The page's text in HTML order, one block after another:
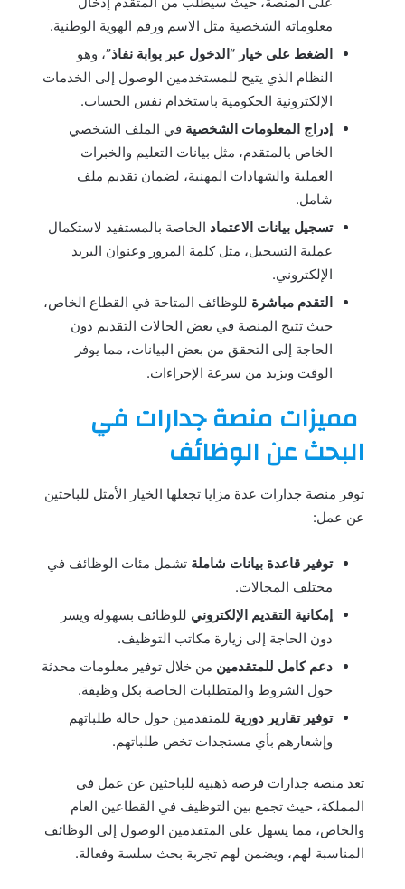
معلوماته الشخصية مثل الاسم ورقم الهوية الوطنية.
الضغط على خيار “الدخول عبر بوابة نفاذ”، وهو
النظام الذي يتيح للمستخدمين الوصول إلى الخدمات
الإلكترونية الحكومية باستخدام نفس الحساب.
إدراج المعلومات الشخصية في الملف الشخصي
الخاص بالمتقدم، مثل بيانات التعليم والخبرات
العملية والشهادات المهنية، لضمان تقديم ملف
شامل.
تسجيل بيانات الاعتماد الخاصة بالمستفيد لاستكمال
عملية التسجيل، مثل كلمة المرور وعنوان البريد
الإلكتروني.
التقدم مباشرة للوظائف المتاحة في القطاع الخاص،
حيث تتيح المنصة في بعض الحالات التقديم دون
الحاجة إلى التحقق من بعض البيانات، مما يوفر
الوقت ويزيد من سرعة الإجراءات.
مميزات منصة جدارات في
البحث عن الوظائف
توفر منصة جدارات عدة مزايا تجعلها الخيار الأمثل للباحثين
عن عمل:
توفير قاعدة بيانات شاملة تشمل مئات الوظائف في
مختلف المجالات.
إمكانية التقديم الإلكتروني للوظائف بسهولة ويسر
دون الحاجة إلى زيارة مكاتب التوظيف.
دعم كامل للمتقدمين من خلال توفير معلومات محدثة
حول الشروط والمتطلبات الخاصة بكل وظيفة.
توفير تقارير دورية للمتقدمين حول حالة طلباتهم
وإشعارهم بأي مستجدات تخص طلباتهم.
تعد منصة جدارات فرصة ذهبية للباحثين عن عمل في
المملكة، حيث تجمع بين التوظيف في القطاعين العام
والخاص، مما يسهل على المتقدمين الوصول إلى الوظائف
المناسبة لهم، ويضمن لهم تجربة بحث سلسة وفعالة.